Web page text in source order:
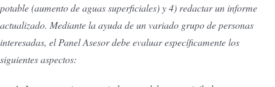
potable (aumento de aguas superficiales) y 4) redactar un informe
actualizado. Mediante la ayuda de un variado grupo de personas
interesadas, el Panel Asesor debe evaluar específicamente los
siguientes aspectos: